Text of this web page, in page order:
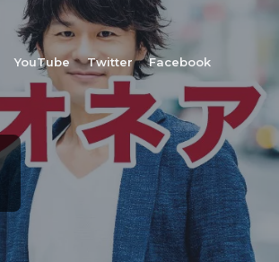
YouTube Twitter Facebook